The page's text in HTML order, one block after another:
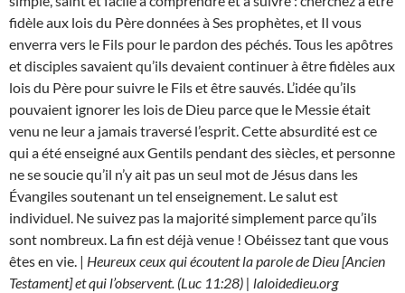
fidèle aux lois du Père données à Ses prophètes, et Il vous
enverra vers le Fils pour le pardon des péchés. Tous les apôtres
et disciples savaient qu’ils devaient continuer à être fidèles aux
lois du Père pour suivre le Fils et être sauvés. L’idée qu’ils
pouvaient ignorer les lois de Dieu parce que le Messie était
venu ne leur a jamais traversé l’esprit. Cette absurdité est ce
qui a été enseigné aux Gentils pendant des siècles, et personne
ne se soucie qu’il n’y ait pas un seul mot de Jésus dans les
Évangiles soutenant un tel enseignement. Le salut est
individuel. Ne suivez pas la majorité simplement parce qu’ils
sont nombreux. La fin est déjà venue ! Obéissez tant que vous
êtes en vie. | Heureux ceux qui écoutent la parole de Dieu [Ancien
Testament] et qui l’observent. (Luc 11:28) | laloidedieu.org